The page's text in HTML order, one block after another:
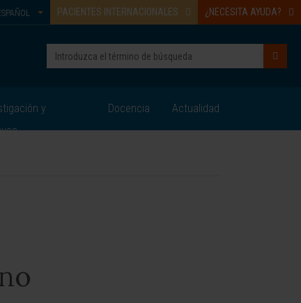
PACIENTES INTERNACIONALES ¿NECESITA AYUDA?
y
Docencia Actualidad